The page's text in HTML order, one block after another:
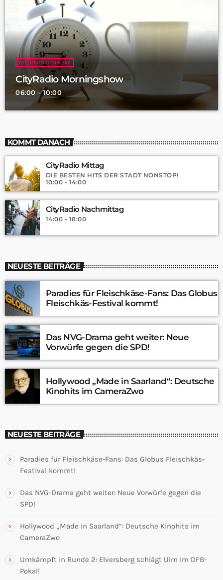
MORNING SHOW
CityRadio Morningshow
06:00 - 10:00
KOMMT DANACH
CityRadio Mittag
DIE BESTEN HITS DER STADT NONSTOP!
10:00 - 14:00
CityRadio Nachmittag
14:00 - 18:00
NEUESTE BEITRÄGE
Paradies für Fleischkäse-Fans: Das Globus
Fleischkäs-Festival kommt!
Das NVG-Drama geht weiter: Neue
Vorwürfe gegen die SPD!
Hollywood „Made in Saarland“: Deutsche
Kinohits im CameraZwo
NEUESTE BEITRÄGE
Paradies für Fleischkäse-Fans: Das Globus Fleischkäs-
Festival kommt!
Das NVG-Drama geht weiter: Neue Vorwürfe gegen die
SPD!
Hollywood „Made in Saarland“: Deutsche Kinohits im
CameraZwo
Umkämpft in Runde 2: Elversberg schlägt Ulm im DFB-
Pokal!